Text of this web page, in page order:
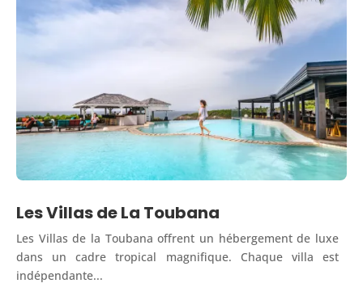
Les Villas de La Toubana
Les Villas de la Toubana offrent un hébergement de luxe
dans un cadre tropical magnifique. Chaque villa est
indépendante...